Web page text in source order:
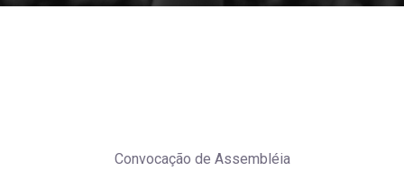
Convocação de Assembléia